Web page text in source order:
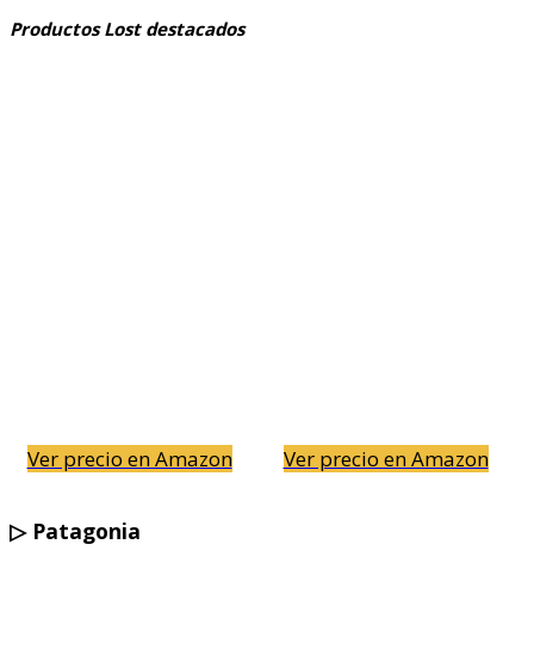
Productos Lost destacados
Ver precio en Amazon Ver precio en Amazon
▷ Patagonia